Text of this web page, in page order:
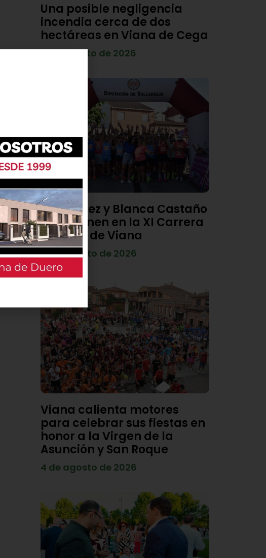
Una posible negligencia
incendia cerca de dos
hectáreas en Viana de Cega
7 de agosto de 2026
Diego Díez y Blanca Castaño
se imponen en la XI Carrera
Popular de Viana
4 de agosto de 2026
Viana calienta motores
para celebrar sus fiestas en
honor a la Virgen de la
Asunción y San Roque
4 de agosto de 2026